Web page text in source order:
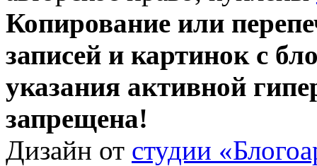
Копирование или
записей и картинок с
указания активной
запрещена!
Дизайн от студии